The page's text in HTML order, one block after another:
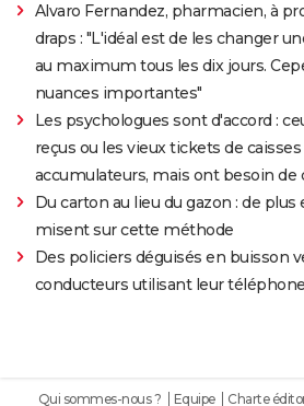
Alvaro Fernandez, pharmacien, à
draps : "L'idéal est de les changer
au maximum tous les dix jours.
nuances importantes"
Les psychologues sont d'accord :
reçus ou les vieux tickets de
accumulateurs, mais ont besoin de
Du carton au lieu du gazon : de
misent sur cette méthode
Des policiers déguisés en buisson
conducteurs utilisant leur
Qui sommes-nous ? Equipe Charte